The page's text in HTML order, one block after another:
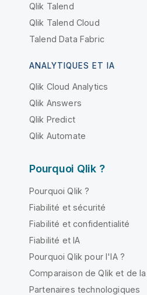
Qlik Talend
Qlik Talend Cloud
Talend Data Fabric
ANALYTIQUES ET IA
Qlik Cloud Analytics
Qlik Answers
Qlik Predict
Qlik Automate
Pourquoi Qlik ?
Pourquoi Qlik ?
Fiabilité et sécurité
Fiabilité et confidentialité
Fiabilité et IA
Pourquoi Qlik pour l'IA ?
Comparaison de Qlik et de
Partenaires technologiques